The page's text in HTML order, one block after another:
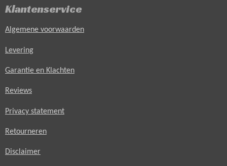
Klantenservice
Algemene voorwaarden
Levering
Garantie en Klachten
Reviews
Privacy statement
Retourneren
Disclaimer